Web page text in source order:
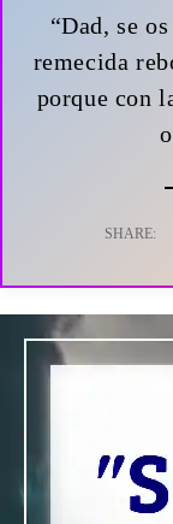
“Dad, se
remecida
porque con